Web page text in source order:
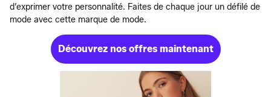
d’exprimer votre personnalité. Faites de chaque jour un défilé de
mode avec cette marque de mode.
Découvrez nos offres maintenant